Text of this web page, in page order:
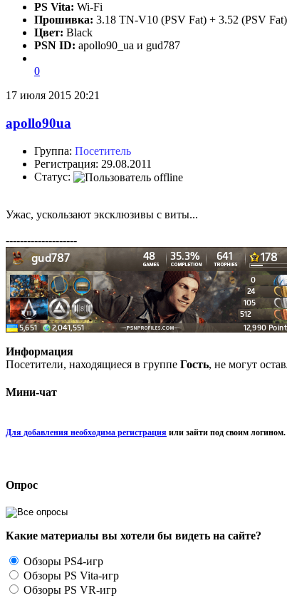
PS Vita: Wi-Fi
Прошивка: 3.18 TN-V10 (PSV Fat) + 3.52 (PSV Fat)
Цвет: Black
PSN ID: apollo90_ua и gud787
0
17 июля 2015 20:21
apollo90ua
Группа: Посетитель
Регистрация: 29.08.2011
Статус:
Ужас, ускользают эксклюзивы с виты...
--------------------
Информация
Посетители, находящиеся в группе Гость, не могут
Мини-чат
Для добавления необходима регистрация или зайти под своим логином.
Опрос
Какие материалы вы хотели бы видеть на сайте?
Обзоры PS4-игр
Обзоры PS Vita-игр
Обзоры PS VR-игр